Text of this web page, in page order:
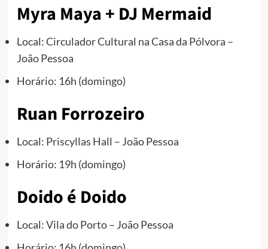
Myra Maya + DJ Mermaid
Local: Circulador Cultural na Casa da Pólvora –
João Pessoa
Horário: 16h (domingo)
Ruan Forrozeiro
Local: Priscyllas Hall – João Pessoa
Horário: 19h (domingo)
Doido é Doido
Local: Vila do Porto – João Pessoa